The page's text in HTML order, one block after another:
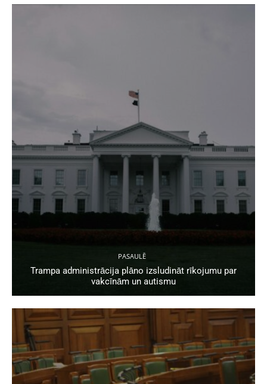
PASAULĒ
Trampa administrācija plāno izsludināt rīkojumu par
vakcīnām un autismu